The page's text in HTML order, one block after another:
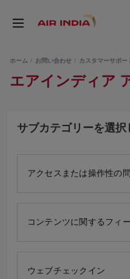
ホーム お問い合わせ カスタマーサポー
エアインディア
サブカテゴリーを選
アクセスまたは操作性の
コンテンツに関するフィ
ウェブチェックイン